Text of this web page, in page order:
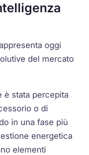
oggi
del mercato
è stata percepita
o di
in una fase più
energetica
elementi